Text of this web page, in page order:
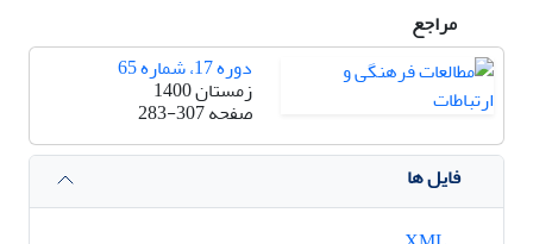
مراجع
دوره 17، شماره 65
زمستان 1400
صفحه283-307
فایل ها